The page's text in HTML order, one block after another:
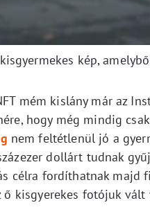
kép,
mém kislány már az
hogy még mindig
nem feltétlenül jó a
dollárt tudnak
célra fordíthatnak
kisgyerekes fotójuk